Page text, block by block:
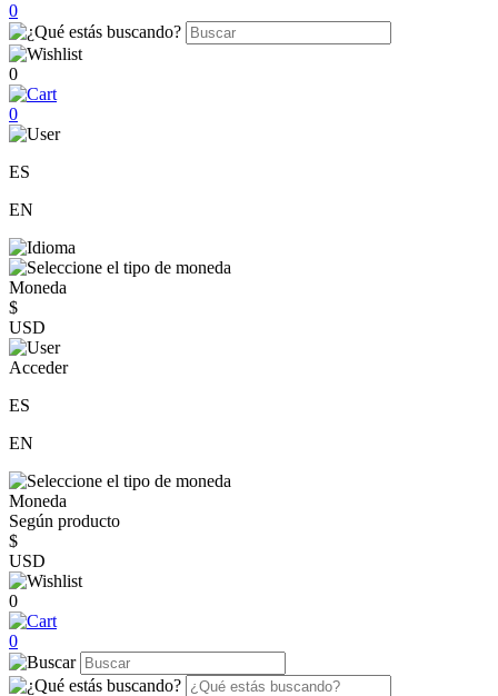
0
0
0
ES
EN
Moneda
$
USD
Acceder
ES
EN
Moneda
Según producto
$
USD
0
0